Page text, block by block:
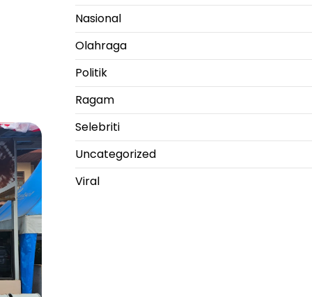
Nasional
Olahraga
Politik
Ragam
Selebriti
Uncategorized
Viral